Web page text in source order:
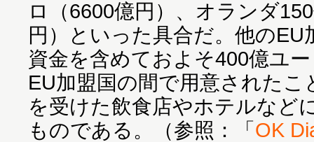
ロ（6600億円）、オランダ
円）といった具合だ。他の
資金を含めておよそ400億ユ
EU加盟国の間で用意された
を受けた飲食店やホテルなど
ものである。（参照：「OK